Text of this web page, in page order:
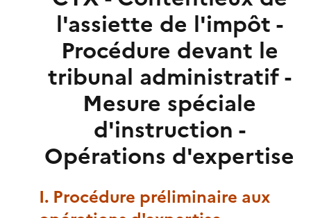
l'assiette de l'impôt -
Procédure devant le
tribunal administratif -
Mesure spéciale
d'instruction -
Opérations d'expertise
I. Procédure préliminaire aux